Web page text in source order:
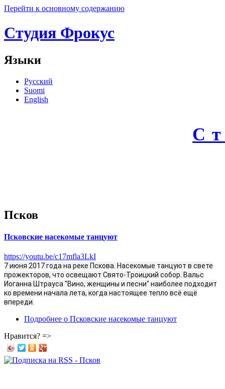
Перейти к основному содержанию
Студия Фрокус
Языки
Русский
Suomi
English
Псков
Псковские насекомые танцуют
https://youtu.be/c17mfla3LkI
7 июня 2017 года на реке Пскова. Насекомые танцуют в свете
прожекторов, что освещают Свято-Троицкий собор. Вальс
Иоганна Штрауса "Вино, женщины и песни" наиболее подходит
ко времени начала лета, когда настоящее тепло всё ещё
впереди.
Подробнее о Псковские насекомые танцуют
Нравится? =>